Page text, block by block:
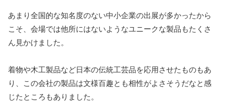
あまり全国的な知名度のない中小企業の出展が多かったから
こそ、会場では他所にはないようなユニークな製品もたくさ
ん見かけました。
着物や木工製品など日本の伝統工芸品を応用させたものもあ
り、この会社の製品は文様百趣とも相性がよさそうだなと感
じたところもありました。